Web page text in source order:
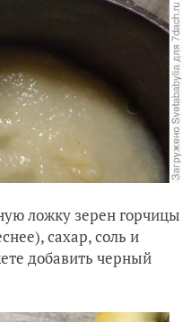
ложку зерен горчицы
сахар, соль и
добавить черный